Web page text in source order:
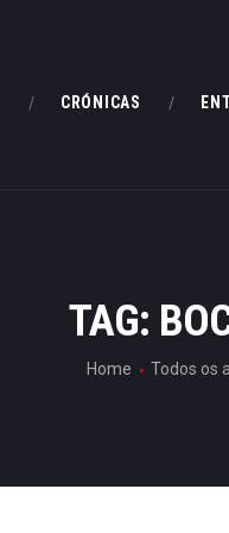
CRÓNICAS
TAG:
Home Todos os
CRÓNICAS
ARTIGOS